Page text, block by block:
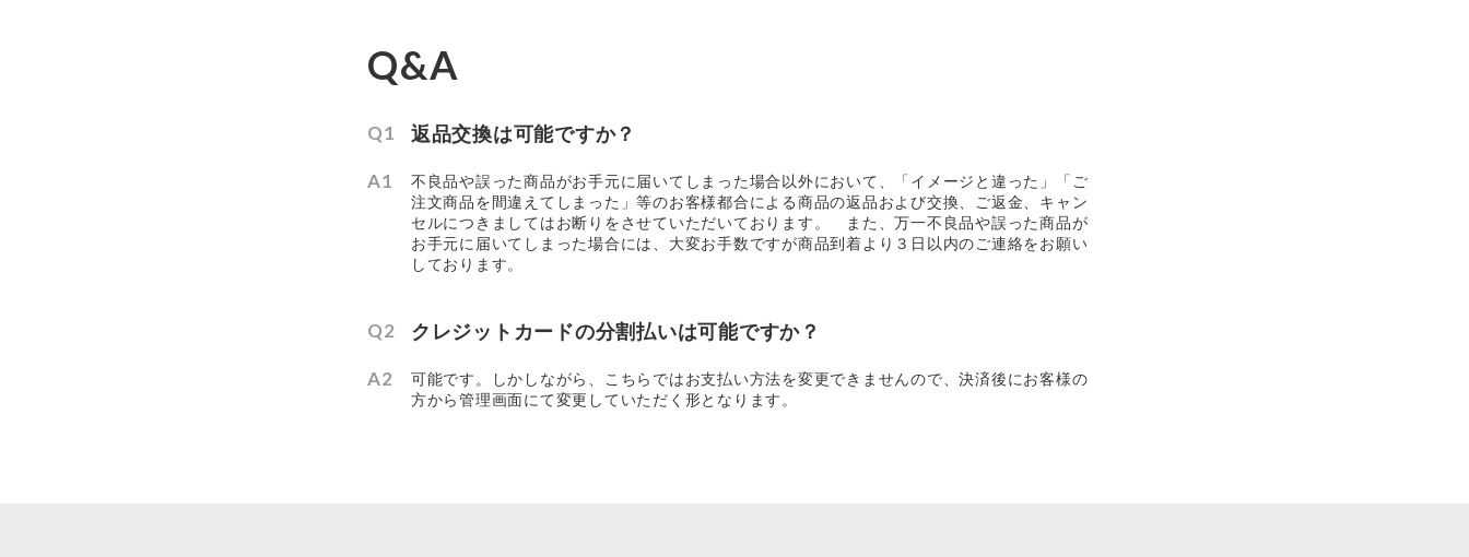
Q&A
返品交換は可能ですか？
不良品や誤った商品がお手元に届いてしまった場合以外において、「イメージと違った」「ご
注文商品を間違えてしまった」等のお客様都合による商品の返品および交換、ご返金、キャン
セルにつきましてはお断りをさせていただいております。 また、万一不良品や誤った商品が
お手元に届いてしまった場合には、大変お手数ですが商品到着より３日以内のご連絡をお願い
しております。
クレジットカードの分割払いは可能ですか？
可能です。しかしながら、こちらではお支払い方法を変更できませんので、決済後にお客様の
方から管理画面にて変更していただく形となります。